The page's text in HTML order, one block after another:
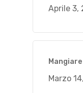
Aprile 3,
Marzo